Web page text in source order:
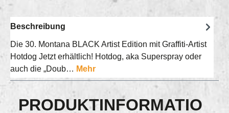
Beschreibung
Die 30. Montana BLACK Artist Edition mit Graffiti-Artist
Hotdog Jetzt erhältlich! Hotdog, aka Superspray oder
auch die „Doub… Mehr
PRODUKTINFORMATIO